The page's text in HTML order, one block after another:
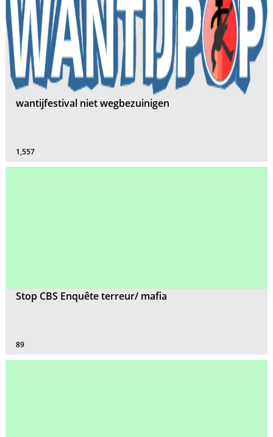
wantijfestival niet wegbezuinigen
1,557
Stop CBS Enquête terreur/ mafia
89